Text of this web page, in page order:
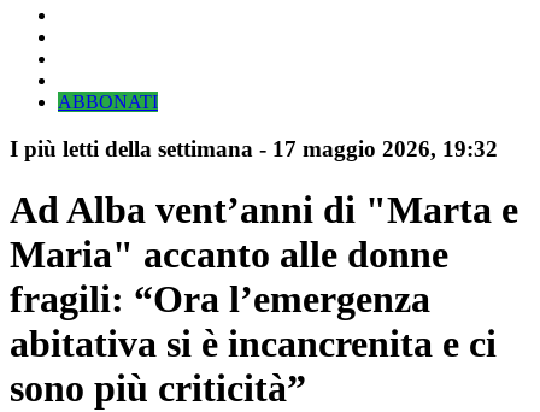
ABBONATI
I più letti della settimana - 17 maggio 2026, 19:32
Ad Alba vent’anni di "Marta e
Maria" accanto alle donne
fragili: “Ora l’emergenza
abitativa si è incancrenita e ci
sono più criticità”